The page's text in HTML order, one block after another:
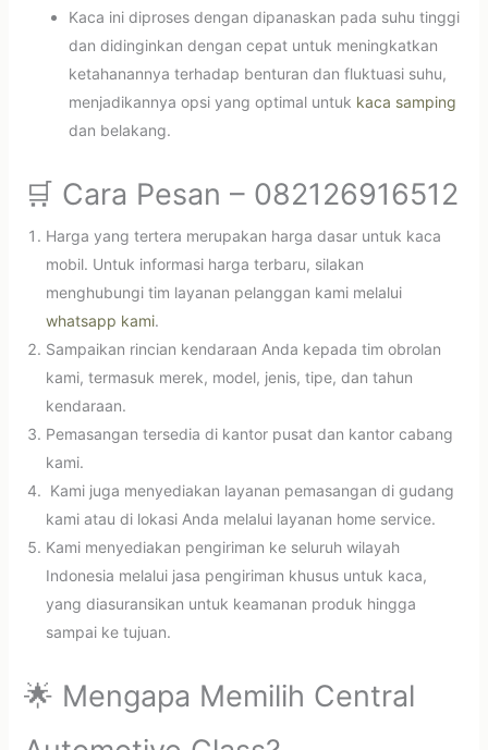
Kaca ini diproses dengan dipanaskan pada suhu tinggi
dan didinginkan dengan cepat untuk meningkatkan
ketahanannya terhadap benturan dan fluktuasi suhu,
menjadikannya opsi yang optimal untuk kaca samping
dan belakang.
🛒 Cara Pesan – 082126916512
Harga yang tertera merupakan harga dasar untuk kaca
mobil. Untuk informasi harga terbaru, silakan
menghubungi tim layanan pelanggan kami melalui
whatsapp kami.
Sampaikan rincian kendaraan Anda kepada tim obrolan
kami, termasuk merek, model, jenis, tipe, dan tahun
kendaraan.
Pemasangan tersedia di kantor pusat dan kantor cabang
kami.
Kami juga menyediakan layanan pemasangan di gudang
kami atau di lokasi Anda melalui layanan home service.
Kami menyediakan pengiriman ke seluruh wilayah
Indonesia melalui jasa pengiriman khusus untuk kaca,
yang diasuransikan untuk keamanan produk hingga
sampai ke tujuan.
🌟 Mengapa Memilih Central